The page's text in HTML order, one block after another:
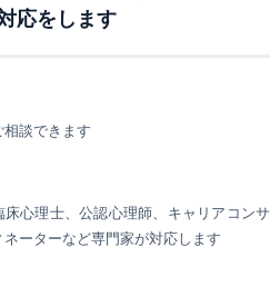
応をします
談できます
床心理士、公認心理師、キャリアコンサ
ーターなど専門家が対応します